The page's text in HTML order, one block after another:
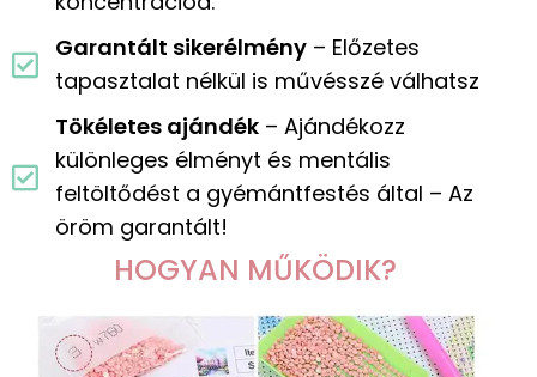
Garantált sikerélmény – Előzetes
tapasztalat nélkül is művésszé válhatsz
Tökéletes ajándék – Ajándékozz
különleges élményt és mentális
feltöltődést a gyémántfestés által – Az
öröm garantált!
HOGYAN MŰKÖDIK?